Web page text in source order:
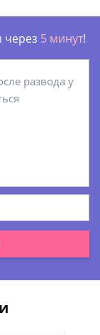
через 5 минут!